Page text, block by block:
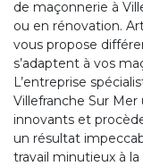
de maçonnerie à
ou en rénovation.
vous propose
s’adaptent à vos
L’entreprise
Villefranche Sur
innovants et
un résultat
travail minutieux à